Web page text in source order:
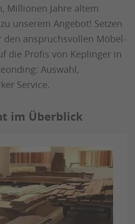
Millionen Jahre altem
unserem Angebot! Setzen
den anspruchsvollen Möbel-
die Profis von Keplinger in
Auswahl,
Service.
im Überblick